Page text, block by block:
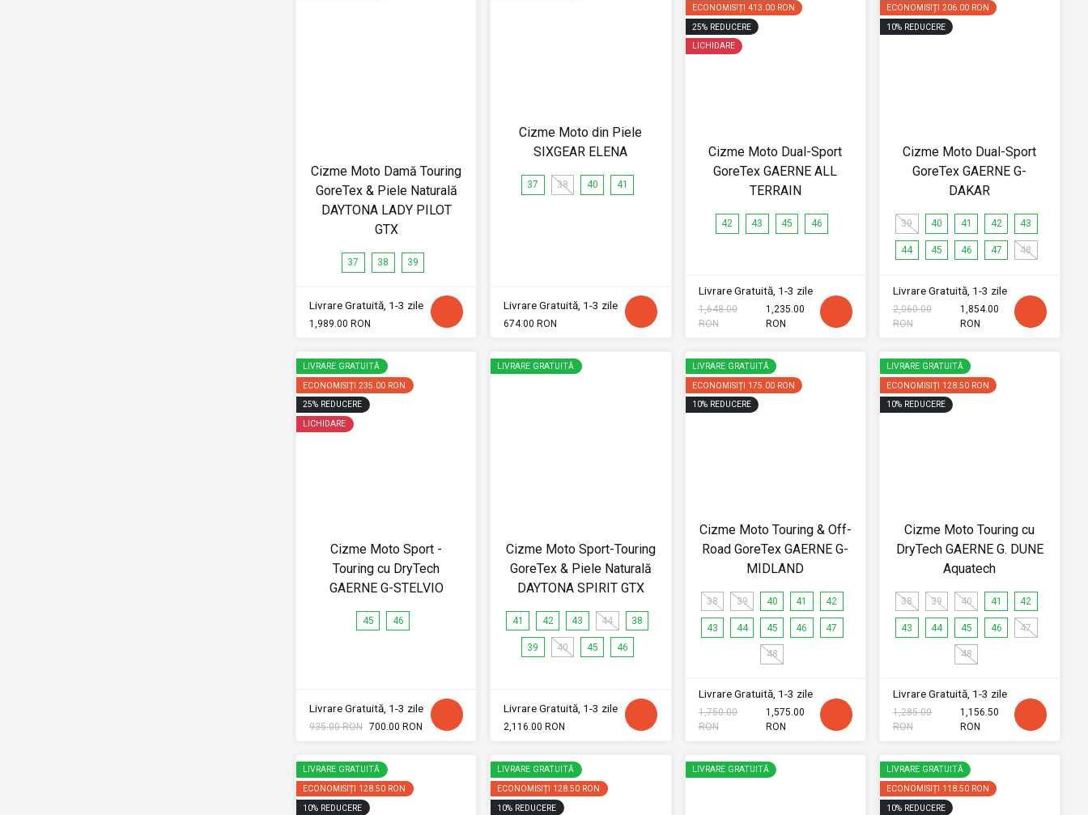
Cizme Moto Damă Touring
GoreTex & Piele Naturală
DAYTONA LADY PILOT
GTX
37 38 39
Livrare Gratuită, 1-3 zile
1,989.00 RON
Cizme Moto din Piele
SIXGEAR ELENA
37 38 40 41
Livrare Gratuită, 1-3 zile
674.00 RON
ECONOMISIȚI 413.00 RON
25% REDUCERE
LICHIDARE
Cizme Moto Dual-Sport
GoreTex GAERNE ALL
TERRAIN
42 43 45 46
Livrare Gratuită, 1-3 zile
1,648.00
RON
1,235.00
RON
ECONOMISIȚI 206.00 RON
10% REDUCERE
Cizme Moto Dual-Sport
GoreTex GAERNE G-
DAKAR
39 40 41 42 43
44 45 46 47 48
Livrare Gratuită, 1-3 zile
2,060.00
RON
1,854.00
RON
LIVRARE GRATUITĂ
ECONOMISIȚI 235.00 RON
25% REDUCERE
LICHIDARE
Cizme Moto Sport -
Touring cu DryTech
GAERNE G-STELVIO
45 46
Livrare Gratuită, 1-3 zile
935.00 RON 700.00 RON
LIVRARE GRATUITĂ
Cizme Moto Sport-Touring
GoreTex & Piele Naturală
DAYTONA SPIRIT GTX
41 42 43 44 38
39 40 45 46
Livrare Gratuită, 1-3 zile
2,116.00 RON
LIVRARE GRATUITĂ
ECONOMISIȚI 175.00 RON
10% REDUCERE
Cizme Moto Touring & Off-
Road GoreTex GAERNE G-
MIDLAND
38 39 40 41 42
43 44 45 46 47
48
Livrare Gratuită, 1-3 zile
1,750.00
RON
1,575.00
RON
LIVRARE GRATUITĂ
ECONOMISIȚI 128.50 RON
10% REDUCERE
Cizme Moto Touring cu
DryTech GAERNE G. DUNE
Aquatech
38 39 40 41 42
43 44 45 46 47
48
Livrare Gratuită, 1-3 zile
1,285.00
RON
1,156.50
RON
LIVRARE GRATUITĂ
ECONOMISIȚI 128.50 RON
10% REDUCERE
LIVRARE GRATUITĂ
ECONOMISIȚI 128.50 RON
10% REDUCERE
LIVRARE GRATUITĂ
LIVRARE GRATUITĂ
ECONOMISIȚI 118.50 RON
10% REDUCERE